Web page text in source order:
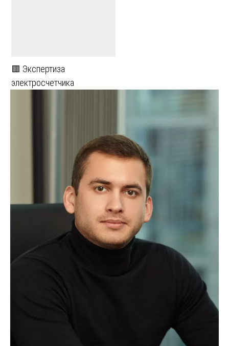
🟥 Экспертиза
электросчетчика